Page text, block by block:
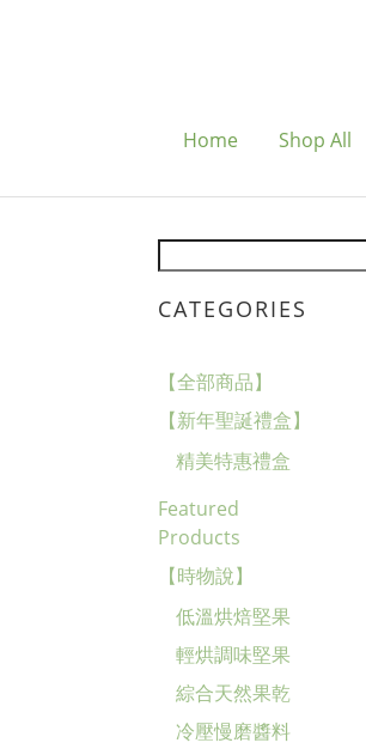
Home Shop All
CATEGORIES
【全部商品】
【新年聖誕禮盒】
精美特惠禮盒
Featured
Products
【時物說】
低溫烘焙堅果
輕烘調味堅果
綜合天然果乾
冷壓慢磨醬料